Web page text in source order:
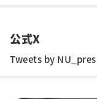
公式X
Tweets by